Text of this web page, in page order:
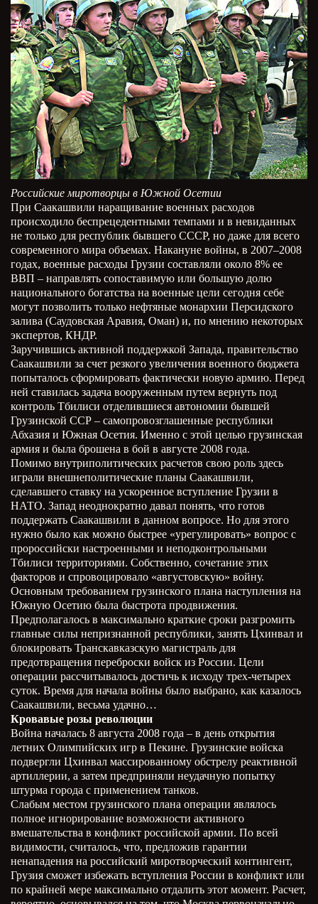
Российские миротворцы в Южной Осетии
При Саакашвили наращивание военных расходов
происходило беспрецедентными темпами и в невиданных
не только для республик бывшего СССР, но даже для всего
современного мира объемах. Накануне войны, в 2007–2008
годах, военные расходы Грузии составляли около 8% ее
ВВП – направлять сопоставимую или большую долю
национального богатства на военные цели сегодня себе
могут позволить только нефтяные монархии Персидского
залива (Саудовская Аравия, Оман) и, по мнению некоторых
экспертов, КНДР.
Заручившись активной поддержкой Запада, правительство
Саакашвили за счет резкого увеличения военного бюджета
попыталось сформировать фактически новую армию. Перед
ней ставилась задача вооруженным путем вернуть под
контроль Тбилиси отделившиеся автономии бывшей
Грузинской ССР – самопровозглашенные республики
Абхазия и Южная Осетия. Именно с этой целью грузинская
армия и была брошена в бой в августе 2008 года.
Помимо внутриполитических расчетов свою роль здесь
играли внешнеполитические планы Саакашвили,
сделавшего ставку на ускоренное вступление Грузии в
НАТО. Запад неоднократно давал понять, что готов
поддержать Саакашвили в данном вопросе. Но для этого
нужно было как можно быстрее «урегулировать» вопрос с
пророссийски настроенными и неподконтрольными
Тбилиси территориями. Собственно, сочетание этих
факторов и спровоцировало «августовскую» войну.
Основным требованием грузинского плана наступления на
Южную Осетию была быстрота продвижения.
Предполагалось в максимально краткие сроки разгромить
главные силы непризнанной республики, занять Цхинвал и
блокировать Транскавказскую магистраль для
предотвращения переброски войск из России. Цели
операции рассчитывалось достичь к исходу трех-четырех
суток. Время для начала войны было выбрано, как казалось
Саакашвили, весьма удачно…
Кровавые розы революции
Война началась 8 августа 2008 года – в день открытия
летних Олимпийских игр в Пекине. Грузинские войска
подвергли Цхинвал массированному обстрелу реактивной
артиллерии, а затем предприняли неудачную попытку
штурма города с применением танков.
Слабым местом грузинского плана операции являлось
полное игнорирование возможности активного
вмешательства в конфликт российской армии. По всей
видимости, считалось, что, предложив гарантии
ненападения на российский миротворческий контингент,
Грузия сможет избежать вступления России в конфликт или
по крайней мере максимально отдалить этот момент. Расчет,